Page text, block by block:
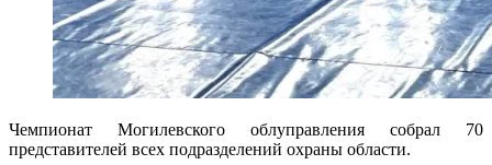
Чемпионат Могилевского облуправления собрал 70
представителей всех подразделений охраны области.